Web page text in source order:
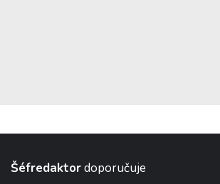
Šéfredaktordoporučuje